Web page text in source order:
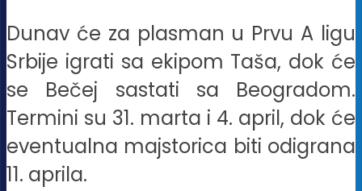
Dunav će za plasman u Prvu A ligu
Srbije igrati sa ekipom Taša, dok će
se Bečej sastati sa Beogradom.
Termini su 31. marta i 4. april, dok će
eventualna majstorica biti odigrana
11. aprila.